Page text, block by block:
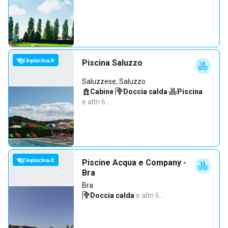
Piscina Saluzzo
Saluzzese, Saluzzo
Cabine· Doccia calda· Piscina·
e altri 6…
Piscine Acqua e Company -
Bra
Bra
Doccia calda·e altri 6…